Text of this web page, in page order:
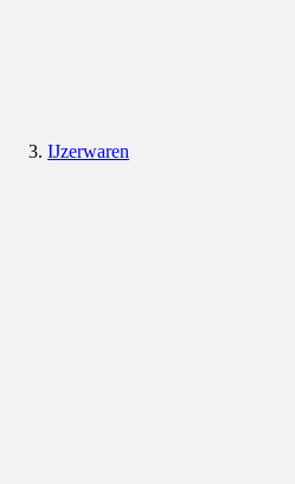
IJzerwaren